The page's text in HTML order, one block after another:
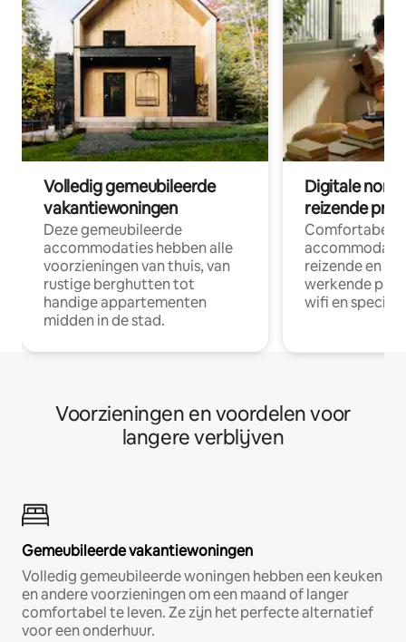
Volledig gemeubileerde
vakantiewoningen
Deze gemeubileerde
accommodaties hebben alle
voorzieningen van thuis, van
rustige berghutten tot
handige appartementen
midden in de stad.
Digitale
reizende
Comfortabele
reizende en
werkende
wifi en
Voorzieningen en voordelen voor
langere verblijven
Gemeubileerde vakantiewoningen
Volledig gemeubileerde woningen hebben een keuken
en andere voorzieningen om een maand of langer
comfortabel te leven. Ze zijn het perfecte alternatief
voor een onderhuur.